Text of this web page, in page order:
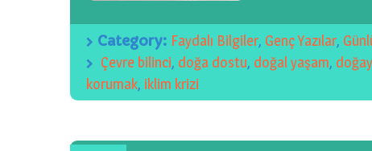
Category: Faydalı Bilgiler, Genç Yazılar,
Çevre bilinci, doğa dostu, doğal yaşam,
korumak, iklim krizi